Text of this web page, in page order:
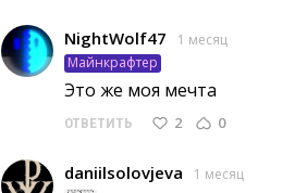
NightWolf47
1 месяц
Майнкрафтер
Это же моя мечта
ОТВЕТИТЬ 2 0
daniilsolovjeva
1 месяц